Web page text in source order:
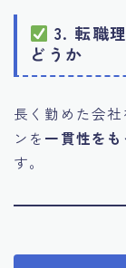
3. 転職
どうか
長く勤めた会
ンを 一貫性を
す。